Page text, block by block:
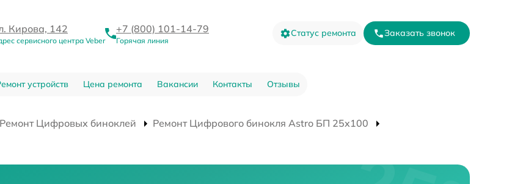
Кирова, 142
сервисного центра Veber
+7 (800) 101-14-79
Горячая линия
Статус ремонта Заказать звонок
устройств Цена ремонта Вакансии Контакты Отзывы
Ремонт Цифровых биноклей
Ремонт Цифрового бинокля Astro БП 25x100